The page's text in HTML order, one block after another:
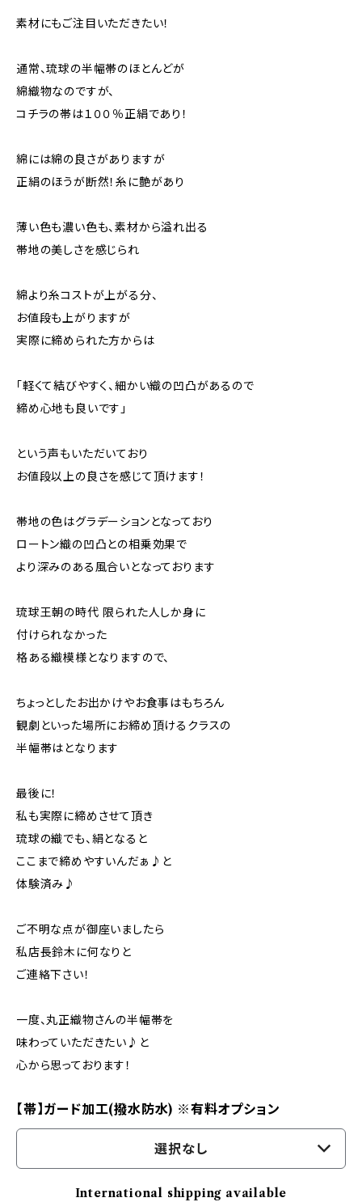
素材にもご注目いただきたい！
通常、琉球の半幅帯のほとんどが
綿織物なのですが、
コチラの帯は１００％正絹であり！
綿には綿の良さがありますが
正絹のほうが断然！糸に艶があり
薄い色も濃い色も、素材から溢れ出る
帯地の美しさを感じられ
綿より糸コストが上がる分、
お値段も上がりますが
実際に締められた方からは
「軽くて結びやすく、細かい織の凹凸があるので
締め心地も良いです」
という声もいただいており
お値段以上の良さを感じて頂けます！
帯地の色はグラデーションとなっており
ロートン織の凹凸との相乗効果で
より深みのある風合いとなっております
琉球王朝の時代 限られた人しか身に
付けられなかった
格ある織模様となりますので、
ちょっとしたお出かけやお食事はもちろん
観劇といった場所にお締め頂けるクラスの
半幅帯はとなります
最後に！
私も実際に締めさせて頂き
琉球の織でも、絹となると
ここまで締めやすいんだぁ♪と
体験済み♪
ご不明な点が御座いましたら
私店長鈴木に何なりと
ご連絡下さい！
一度、丸正織物さんの半幅帯を
味わっていただきたい♪と
心から思っております！
【帯】ガード加工(撥水防水) ※有料オプション
選択なし
International shipping available